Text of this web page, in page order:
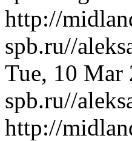
http://
spb.ru//
Tue, 10 Mar
spb.ru//
http://